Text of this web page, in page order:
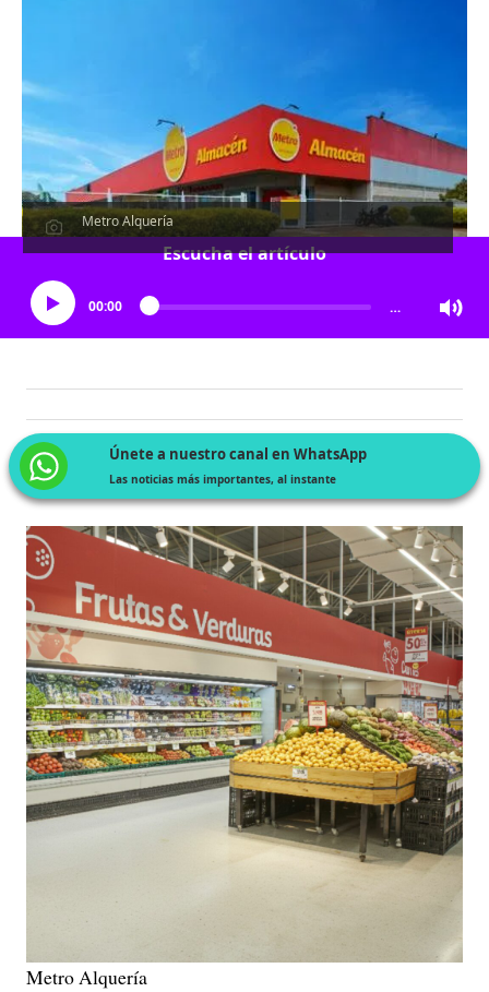
Metro Alquería
Escucha el artículo
00:00 …
Únete a nuestro canal en WhatsApp
Las noticias más importantes, al instante
Metro Alquería